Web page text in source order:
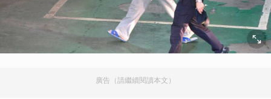
廣告（請繼續閱讀本文）